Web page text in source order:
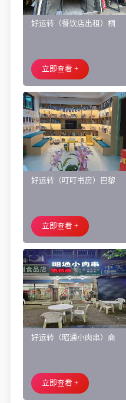
好运转（餐饮店出租）桐
面旺铺出租
立即查看 +
好运转（叮叮书房）巴黎
培训班带生源转让
立即查看 +
好运转（昭通小肉串）商
外摆、 房租2.2万/年
立即查看 +